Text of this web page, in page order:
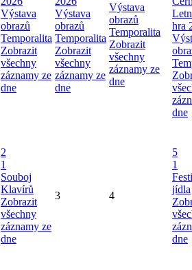
Výstava
obrazů
Temporalita
Zobrazit
všechny
záznamy ze
dne
Výstava
obrazů
Temporalita
Zobrazit
všechny
záznamy ze
dne
Výstava
obrazů
Temporalita
Zobrazit
všechny
záznamy ze
dne
hra
dne
2
1
Souboj
Klavírů
Zobrazit
všechny
záznamy ze
dne
3 4
5
1
jídla
dne